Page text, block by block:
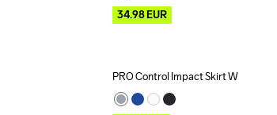
34.98EUR
Outlet
PRO Control Impact Skirt W